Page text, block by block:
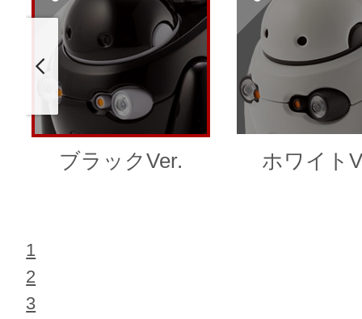
ブラックVer. ホワイト
1
2
3